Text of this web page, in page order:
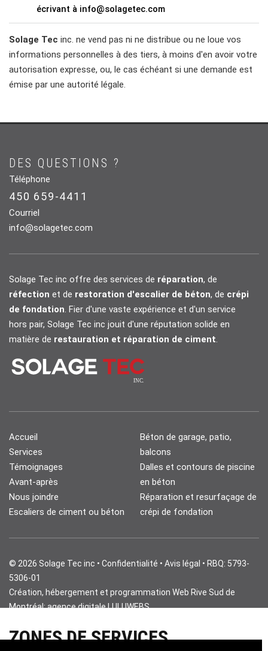
écrivant à info@solagetec.com
Solage Tec inc. ne vend pas ni ne distribue ou ne loue vos
informations personnelles à des tiers, à moins d'en avoir votre
autorisation expresse, ou, le cas échéant si une demande est
émise par une autorité légale.
DES QUESTIONS ?
Téléphone
450 659-4411
Courriel
info@solagetec.com
Solage Tec inc offre des services de réparation, de
réfection et de restoration d'escalier de béton, de crépi
de fondation. Fier d'une vaste expérience et d'un service
hors pair, Solage Tec inc jouit d'une réputation solide en
matière de restauration et réparation de ciment.
Accueil
Services
Témoignages
Avant-après
Nous joindre
Escaliers de ciment ou béton
Béton de garage, patio,
balcons
Dalles et contours de piscine
en béton
Réparation et resurfaçage de
crépi de fondation
© 2026 Solage Tec inc • Confidentialité • Avis légal • RBQ: 5793-
5306-01
Création, hébergement et programmation Web Rive Sud de
Montréal: agence digitaleLULUWEBS
ZONES DE SERVICES